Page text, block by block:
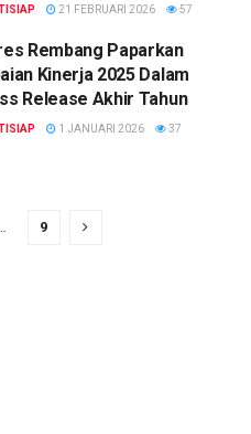
21 FEBRUARI 2026 57
Rembang Paparkan
Kinerja 2025 Dalam
Release Akhir Tahun
1 JANUARI 2026 37
9